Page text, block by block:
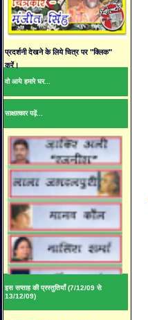
प्रदर्शनी देखने के लिये चित्र पर "क्लिक"
करें।
वो आये हमारे घर...
साक्षात्कार पढ़ें...
इस सप्ताह की प्रस्तुतियाँ (7/12/09 से
13/12/09)